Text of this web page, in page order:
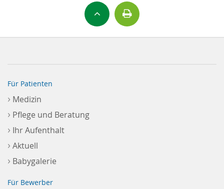
Für Patienten
› Medizin
› Pflege und Beratung
› Ihr Aufenthalt
› Aktuell
› Babygalerie
Für Bewerber